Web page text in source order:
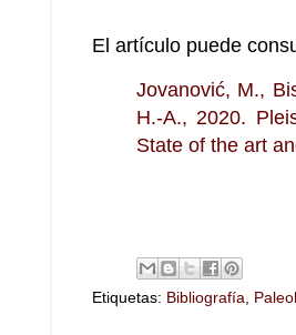
El artículo puede
Jovanović, M.,
H.-A., 2020.
State of the art
Etiquetas: Bibliografía,